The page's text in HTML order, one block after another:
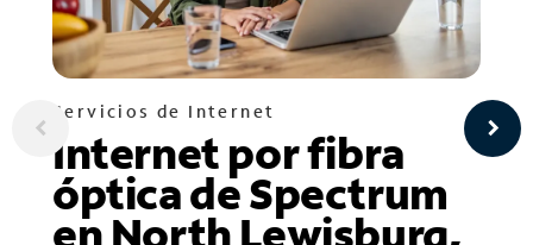
Servicios de Internet
Internet por fibra
óptica de Spectrum
en North Lewisburg,